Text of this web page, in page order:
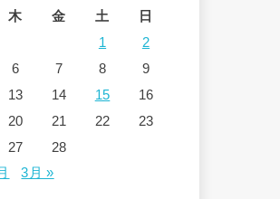
木 金 土
日
1
2
6 7 8
9
13 14 15
16
20 21 22
23
27
28
3月 »